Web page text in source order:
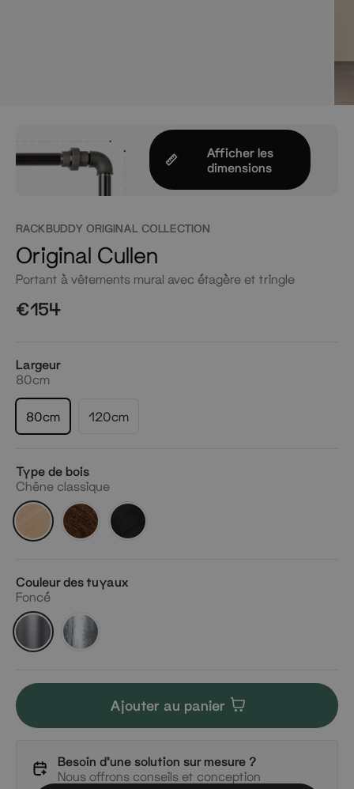
Afficher les
dimensions
RACKBUDDY ORIGINAL COLLECTION
Original Cullen
Portant à vêtements mural avec étagère et tringle
€154
Largeur
80cm
80cm 120cm
Type de bois
Chêne classique
Chêne
classique
Chêne
fumé
Chêne
foncé
Couleur des tuyaux
Foncé
Foncé Argenté
Ajouter au panier
Besoin d'une solution sur mesure ?
Nous offrons conseils et conception